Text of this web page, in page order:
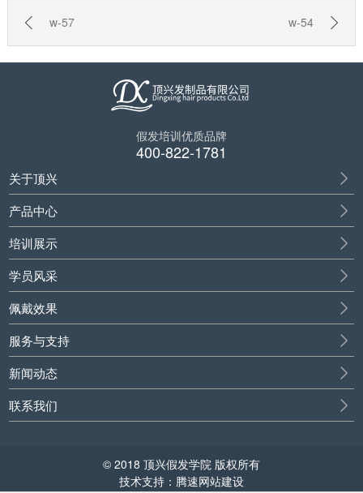
w-57 w-54
假发培训优质品牌
400-822-1781
关于顶兴
产品中心
培训展示
学员风采
佩戴效果
服务与支持
新闻动态
联系我们
© 2018 顶兴假发学院 版权所有
技术支持：腾速网站建设